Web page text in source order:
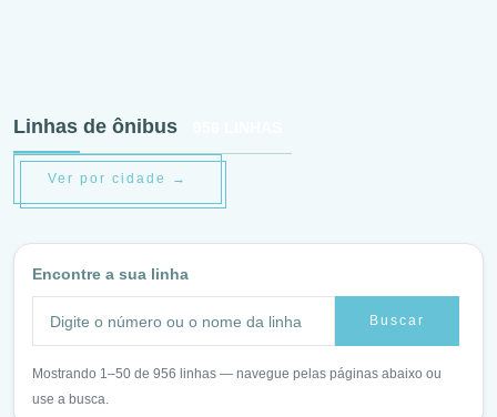
Linhas de ônibus
Ver por cidade →
Encontre a sua linha
Buscar
Mostrando 1–50 de 956 linhas — navegue pelas páginas abaixo ou
use a busca.